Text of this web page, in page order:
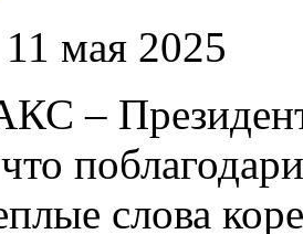
11 мая 2025
–
слова